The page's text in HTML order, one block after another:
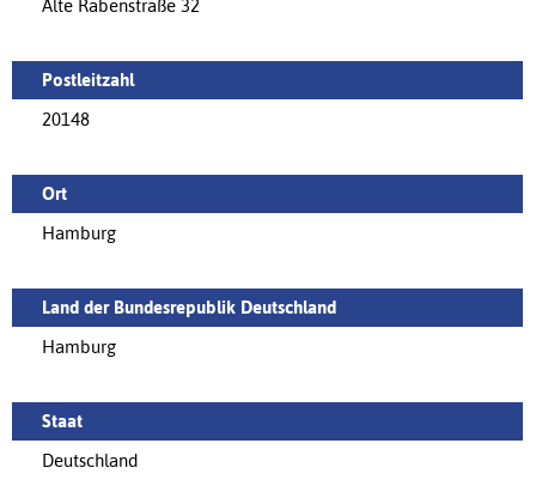
Alte Rabenstraße 32
Postleitzahl
20148
Ort
Hamburg
Land der Bundesrepublik Deutschland
Hamburg
Staat
Deutschland